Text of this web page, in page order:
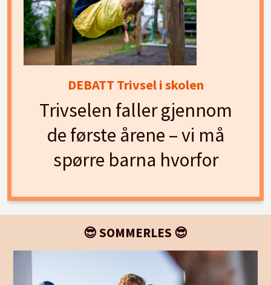
DEBATT Trivsel i skolen
Trivselen faller gjennom
de første årene – vi må
spørre barna hvorfor
😎 SOMMERLES 😎